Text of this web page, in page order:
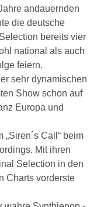
andauernden
die deutsche
bereits vier
national als auch
feiern.
sehr dynamischen
Show schon auf
Europa und
Call“ beim
Mit ihren
Selection in den
Charts vorderste